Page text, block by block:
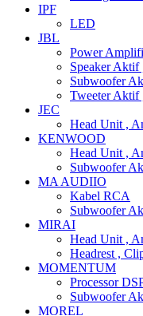
IPF
LED
JBL
Power
Speaker Aktif
Subwoofer
Tweeter Aktif
JEC
Head Unit ,
KENWOOD
Head Unit ,
Subwoofer
MA AUDIIO
Kabel RCA
Subwoofer
MIRAI
Head Unit ,
Headrest ,
MOMENTUM
Processor
Subwoofer
MOREL